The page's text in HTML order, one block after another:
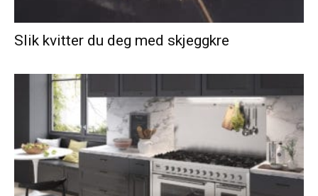
Slik kvitter du deg med skjeggkre